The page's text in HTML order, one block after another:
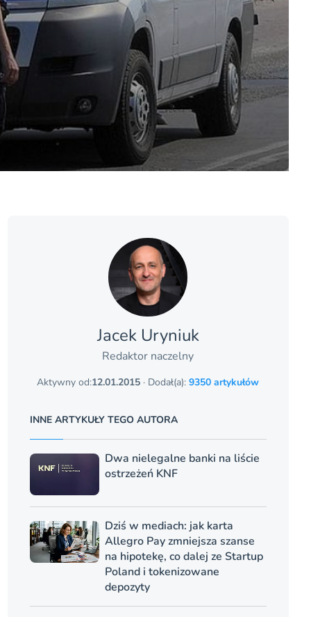
Jacek Uryniuk
Redaktor naczelny
Aktywny od:12.01.2015 · Dodał(a):9350 artykułów
INNE ARTYKUŁY TEGO AUTORA
Dwa nielegalne banki na liście
ostrzeżeń KNF
Dziś w mediach: jak karta
Allegro Pay zmniejsza szanse
na hipotekę, co dalej ze Startup
Poland i tokenizowane
depozyty